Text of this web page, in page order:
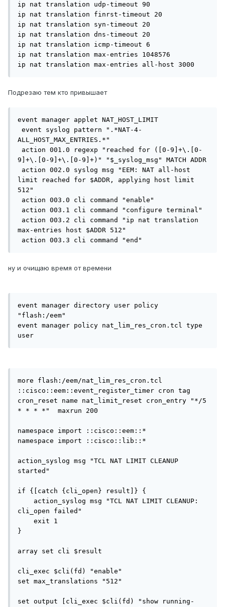
ip nat translation udp-timeout 90
ip nat translation finrst-timeout 20
ip nat translation syn-timeout 20
ip nat translation dns-timeout 20
ip nat translation icmp-timeout 6
ip nat translation max-entries 1048576
ip nat translation max-entries all-host 3000
Подрезаю тем кто привышает
event manager applet NAT_HOST_LIMIT
ALL_HOST_MAX_ENTRIES.*"
9]+\.[0-9]+\.[0-9]+)" "$_syslog_msg" MATCH ADDR
limit reached for $ADDR, applying host limit
512"
max-entries host $ADDR 512"
action 003.3 cli command "end"
ну и очищаю время от времени
event manager directory user policy
"flash:/eem"
event manager policy nat_lim_res_cron.tcl type
more flash:/eem/nat_lim_res_cron.tcl
::cisco::eem::event_register_timer cron tag
cron_reset name nat_limit_reset cron_entry "*/5
* * * *"  maxrun 200
namespace import ::cisco::eem::*
namespace import ::cisco::lib::*
action_syslog msg "TCL NAT LIMIT CLEANUP
started"
if {[catch {cli_open} result]} {
cli_open failed"
}
array set cli $result
cli_exec $cli(fd) "enable"
set max_translations "512"
set output [cli_exec $cli(fd) "show running-